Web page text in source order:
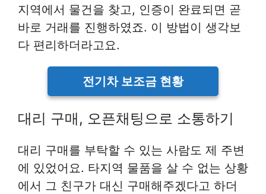
지역에서 물건을 찾고, 인증이 완료되면 곧
바로 거래를 진행하였죠. 이 방법이 생각보
다 편리하더라고요.
전기차 보조금 현황
대리 구매, 오픈채팅으로 소통하기
대리 구매를 부탁할 수 있는 사람도 제 주변
에 있었어요. 타지역 물품을 살 수 없는 상황
에서 그 친구가 대신 구매해주겠다고 하더